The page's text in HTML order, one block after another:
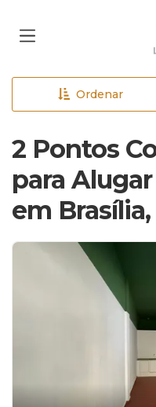
Ordenar
2 Pontos
para
em